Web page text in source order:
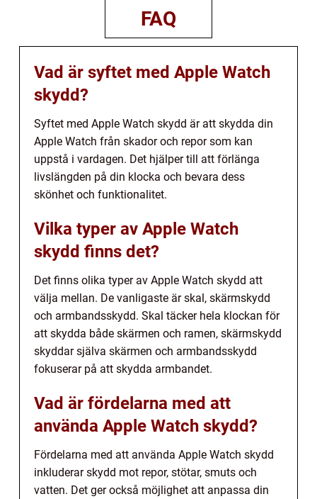
FAQ
Vad är syftet med Apple Watch
skydd?
Syftet med Apple Watch skydd är att skydda din
Apple Watch från skador och repor som kan
uppstå i vardagen. Det hjälper till att förlänga
livslängden på din klocka och bevara dess
skönhet och funktionalitet.
Vilka typer av Apple Watch
skydd finns det?
Det finns olika typer av Apple Watch skydd att
välja mellan. De vanligaste är skal, skärmskydd
och armbandsskydd. Skal täcker hela klockan för
att skydda både skärmen och ramen, skärmskydd
skyddar själva skärmen och armbandsskydd
fokuserar på att skydda armbandet.
Vad är fördelarna med att
använda Apple Watch skydd?
Fördelarna med att använda Apple Watch skydd
inkluderar skydd mot repor, stötar, smuts och
vatten. Det ger också möjlighet att anpassa din